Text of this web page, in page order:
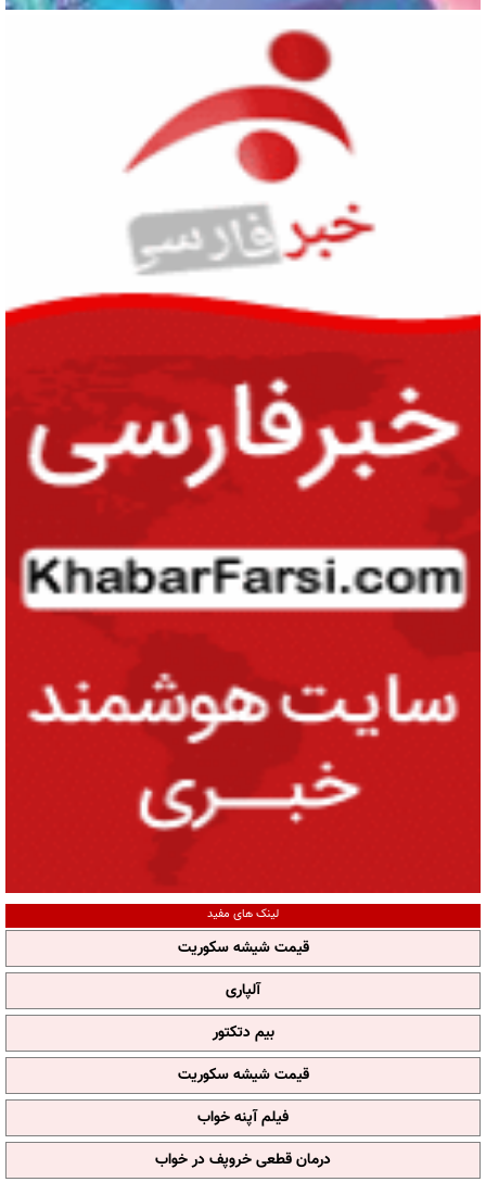
لینک های مفید
قیمت شیشه سکوریت
آلپاری
بیم دتکتور
قیمت شیشه سکوریت
فیلم آپنه خواب
درمان قطعی خروپف در خواب